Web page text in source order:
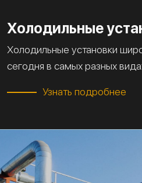
Холодильные
Холодильные установки
сегодня в самых разных
Узнать подробнее